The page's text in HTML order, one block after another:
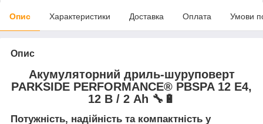
Опис Характеристики Доставка Оплата Умови
Опис
Акумуляторний дриль-шуруповерт
PARKSIDE PERFORMANCE® PBSPA 12 E4,
12 В / 2 Аh 🔧🔋
Потужність, надійність та компактність у